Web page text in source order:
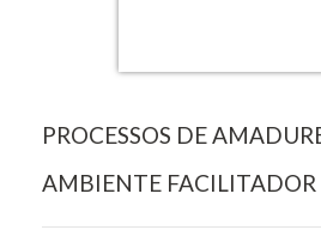
PROCESSOS DE
AMBIENTE FACILITADOR